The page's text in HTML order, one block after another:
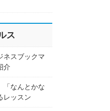
ス
ネスブックマ
介
「なんとかな
レッスン